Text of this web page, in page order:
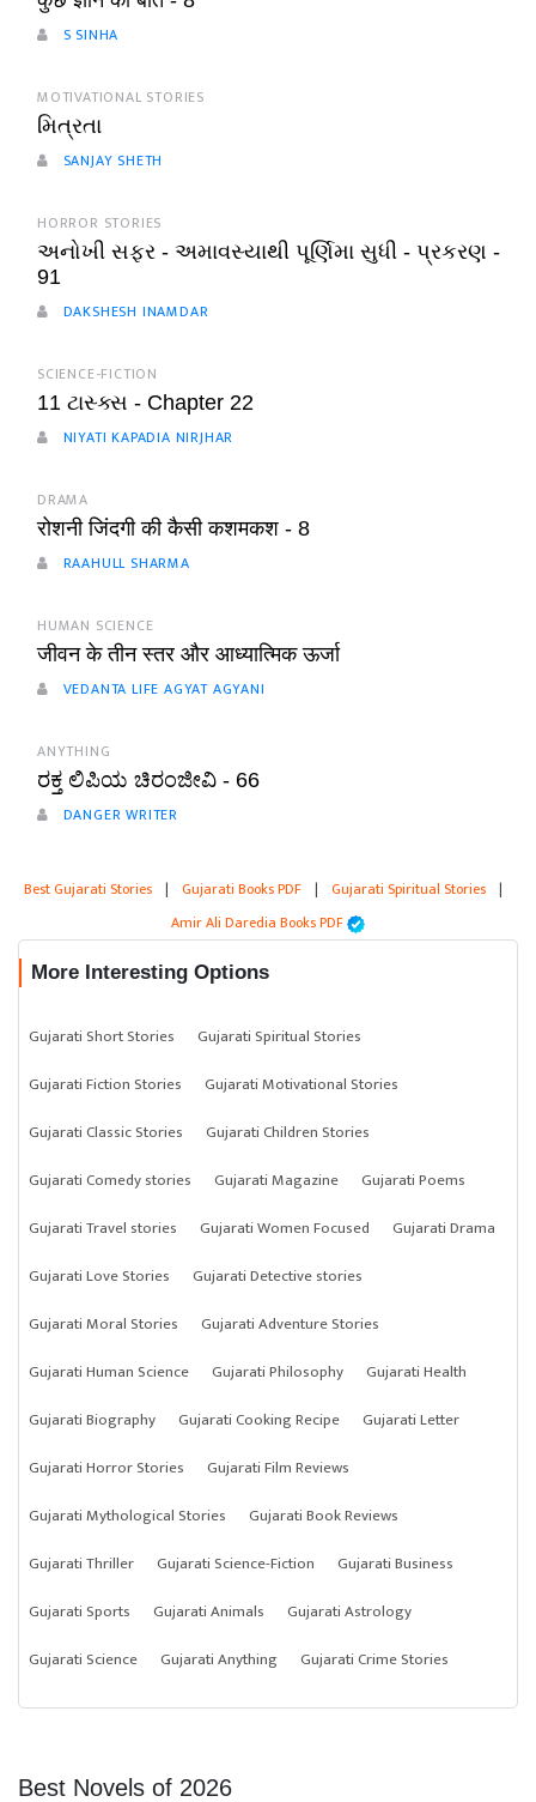
S SINHA
MOTIVATIONAL STORIES
મિત્રતા
SANJAY SHETH
HORROR STORIES
અનોખી સફર - અમાવસ્યાથી પૂર્ણિમા સુધી - પ્રકરણ -
91
DAKSHESH INAMDAR
SCIENCE-FICTION
11 ટાસ્ક્સ - Chapter 22
NIYATI KAPADIA NIRJHAR
DRAMA
रोशनी जिंदगी की कैसी कशमकश - 8
RAAHULL SHARMA
HUMAN SCIENCE
जीवन के तीन स्तर और आध्यात्मिक ऊर्जा
VEDANTA LIFE AGYAT AGYANI
ANYTHING
ರಕ್ತ ಲಿಪಿಯ ಚಿರಂಜೀವಿ - 66
DANGER WRITER
Best Gujarati Stories | Gujarati Books PDF | Gujarati Spiritual Stories |
Amir Ali Daredia Books PDF
More Interesting Options
Gujarati Short Stories
Gujarati Spiritual Stories
Gujarati Fiction Stories
Gujarati Motivational Stories
Gujarati Classic Stories
Gujarati Children Stories
Gujarati Comedy stories
Gujarati Magazine
Gujarati Poems
Gujarati Travel stories
Gujarati Women Focused
Gujarati Drama
Gujarati Love Stories
Gujarati Detective stories
Gujarati Moral Stories
Gujarati Adventure Stories
Gujarati Human Science
Gujarati Philosophy
Gujarati Health
Gujarati Biography
Gujarati Cooking Recipe
Gujarati Letter
Gujarati Horror Stories
Gujarati Film Reviews
Gujarati Mythological Stories
Gujarati Book Reviews
Gujarati Thriller
Gujarati Science-Fiction
Gujarati Business
Gujarati Sports
Gujarati Animals
Gujarati Astrology
Gujarati Science
Gujarati Anything Gujarati Crime Stories
Best Novels of 2026